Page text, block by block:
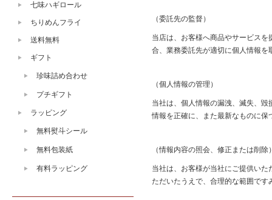
（委託先の監督）
当店は、お客様へ商品やサービス
合、業務委託先が適切に個人情報
（個人情報の管理）
当社は、個人情報の漏洩、滅失、
情報を正確に、また最新なものに
（情報内容の照会、修正または削除
当社は、お客様が当社にご提供い
ただいたうえで、合理的な範囲で
七味ハギロール
ちりめんフライ
送料無料
ギフト
珍味詰め合わせ
プチギフト
ラッピング
無料熨斗シール
無料包装紙
有料ラッピング